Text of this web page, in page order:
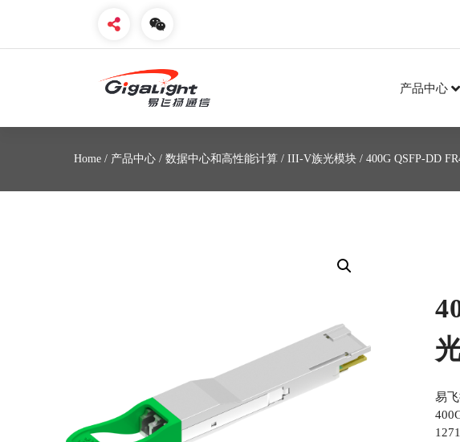
产品中心
Home / 产品中心 / 数据中心和高性能计算 / III-V族光模块 / 400G QSFP-DD
易